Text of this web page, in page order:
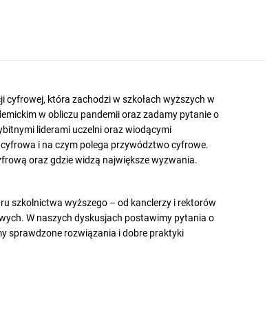
cyfrowej, która zachodzi w szkołach wyższych w
w obliczu pandemiioraz zadamy pytanieo
liderami uczelni orazwiodącymi
i na czym polega przywództwo cyfrowe.
oraz gdzie widzą największe wyzwania.
szkolnictwa wyższego – od kanclerzy i rektorów
W naszych dyskusjach postawimy pytania o
sprawdzone rozwiązania i dobre praktyki